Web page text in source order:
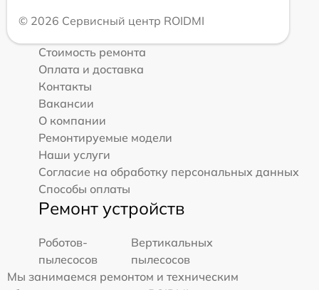
© 2026 Сервисный центр ROIDMI
Стоимость ремонта
Оплата и доставка
Контакты
Вакансии
О компании
Ремонтируемые модели
Наши услуги
Согласие на обработку персональных данных
Способы оплаты
Ремонт устройств
Роботов-
пылесосов
Вертикальных
пылесосов
Мы занимаемся ремонтом и техническим